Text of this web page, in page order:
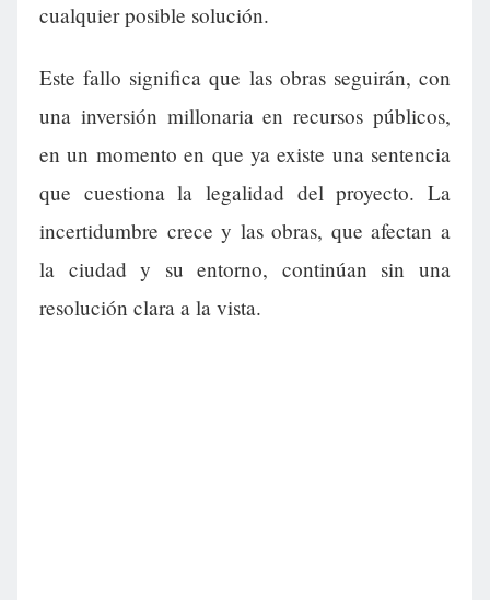
cualquier posible solución.
Este fallo significa que las obras seguirán, con
una inversión millonaria en recursos públicos,
en un momento en que ya existe una sentencia
que cuestiona la legalidad del proyecto. La
incertidumbre crece y las obras, que afectan a
la ciudad y su entorno, continúan sin una
resolución clara a la vista.